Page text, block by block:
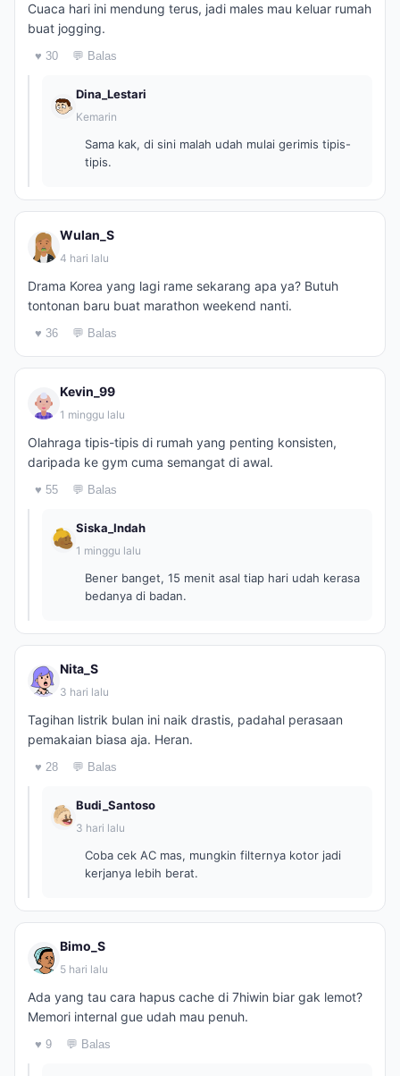
Cuaca hari ini mendung terus, jadi males mau keluar rumah
buat jogging.
♥ 30 💬 Balas
Dina_Lestari
Kemarin
Sama kak, di sini malah udah mulai gerimis tipis-
tipis.
Wulan_S
4 hari lalu
Drama Korea yang lagi rame sekarang apa ya? Butuh
tontonan baru buat marathon weekend nanti.
♥ 36 💬 Balas
Kevin_99
1 minggu lalu
Olahraga tipis-tipis di rumah yang penting konsisten,
daripada ke gym cuma semangat di awal.
♥ 55 💬 Balas
Siska_Indah
1 minggu lalu
Bener banget, 15 menit asal tiap hari udah kerasa
bedanya di badan.
Nita_S
3 hari lalu
Tagihan listrik bulan ini naik drastis, padahal perasaan
pemakaian biasa aja. Heran.
♥ 28 💬 Balas
Budi_Santoso
3 hari lalu
Coba cek AC mas, mungkin filternya kotor jadi
kerjanya lebih berat.
Bimo_S
5 hari lalu
Ada yang tau cara hapus cache di 7hiwin biar gak lemot?
Memori internal gue udah mau penuh.
♥ 9 💬 Balas